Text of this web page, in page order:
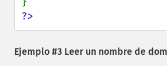
?>
Ejemplo #3 Leer un nombre de